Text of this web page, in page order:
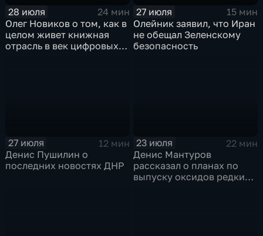
28 июля
24 мин
Олег Новиков о том, как в
целом живет книжная
отрасль в век цифровых
27 июля
15 мин
Олейник заявил, что Иран
не обещал Зеленскому
безопасность
27 июля
12 мин
Денис Пушилин о
последних новостях ДНР
23 июля
22 мин
Денис Мантуров
рассказал о планах по
выпуску оксидов редких